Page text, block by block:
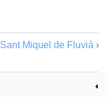
Sant Miquel de Fluvià ›